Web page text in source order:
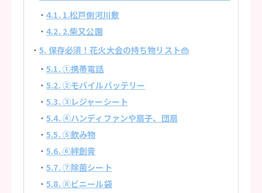
4.1. 1.松戸側河川敷
4.2. 2.柴又公園
5. 保存必須！花火大会の持ち物リスト👜
5.1. ①携帯電話
5.2. ②モバイルバッテリー
5.3. ③レジャーシート
5.4. ④ハンディファンや扇子、団扇
5.5. ⑤飲み物
5.6. ⑥絆創膏
5.7. ⑦除菌シート
5.8. ⑧ビニール袋